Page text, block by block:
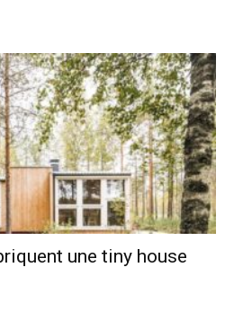
une tiny house